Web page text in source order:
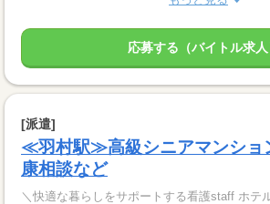
応募する（バイトル求人
[派遣]
≪羽村駅≫高級シニアマンショ
康相談など
＼快適な暮らしをサポートする看護staff ホテ